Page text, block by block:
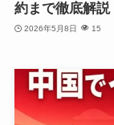
約まで徹底解説
2026年5月8日 15